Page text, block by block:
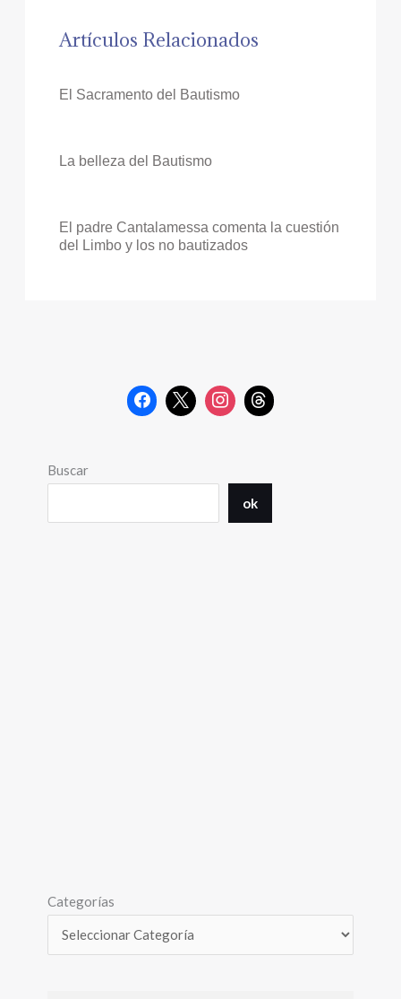
Artículos Relacionados
El Sacramento del Bautismo
La belleza del Bautismo
El padre Cantalamessa comenta la cuestión
del Limbo y los no bautizados
Buscar
ok
Categorías